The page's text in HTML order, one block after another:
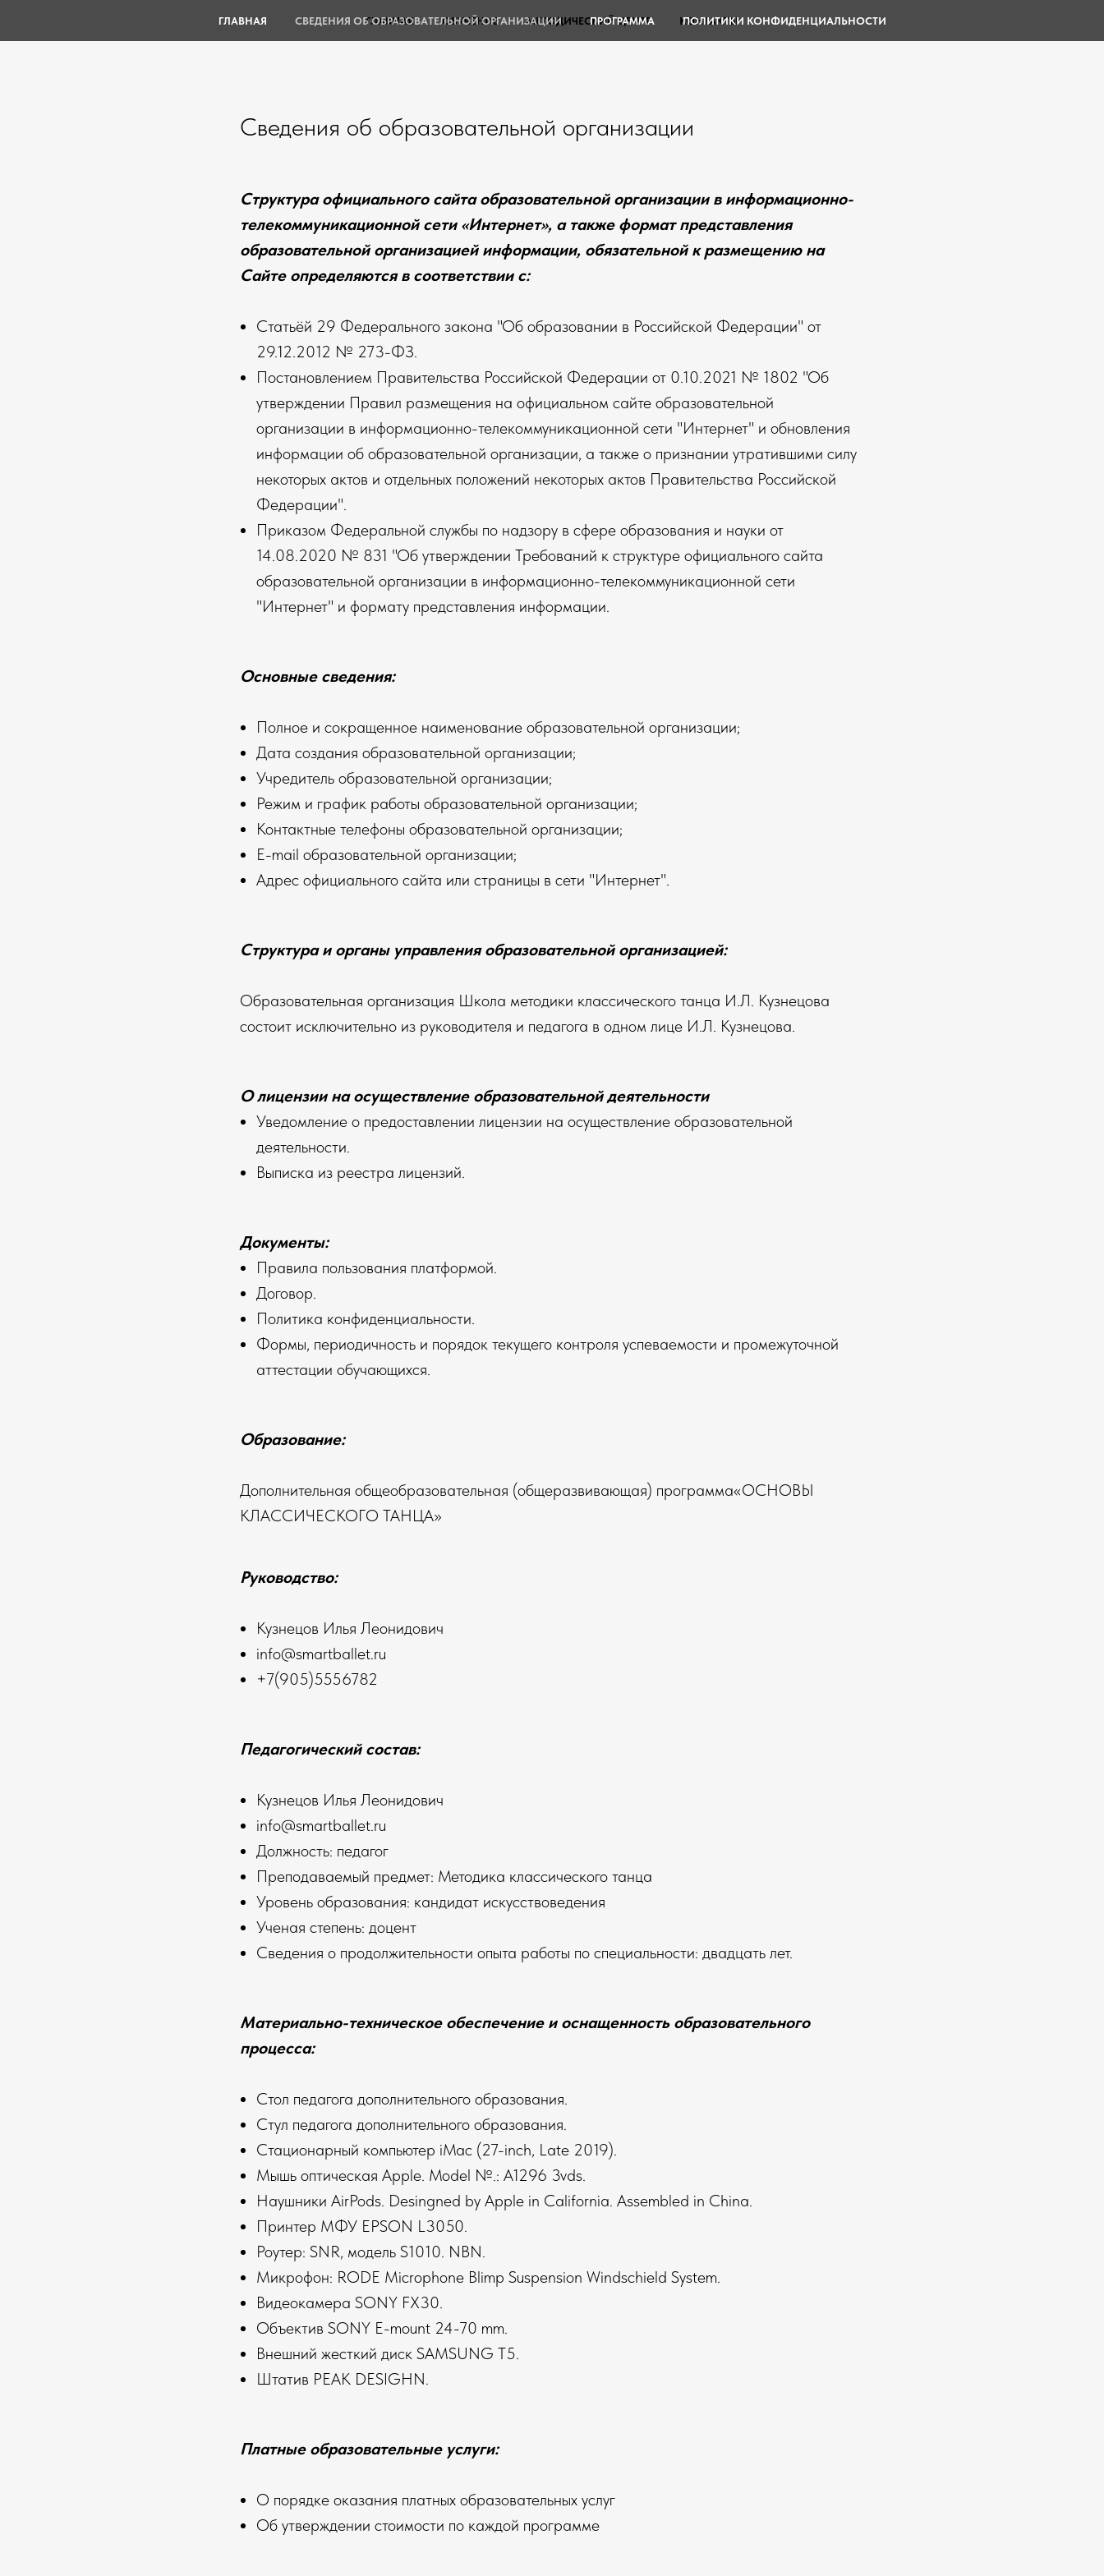
ГЛАВНАЯ ОБУЧЕНИЕ МЕТОДИЧЕСКИЙ ЦЕНТР КОНТАКТЫ
ГЛАВНАЯ СВЕДЕНИЯ ОБ ОБРАЗОВАТЕЛЬНОЙ ОРГАНИЗАЦИИ ПРОГРАММА ПОЛИТИКИ КОНФИДЕНЦИАЛЬНОСТИ
Сведения об образовательной организации
Структура официального сайта образовательной организации в информационно-
телекоммуникационной сети «Интернет», а также формат представления
образовательной организацией информации, обязательной к размещению на
Сайте определяются в соответствии с:
Статьёй 29 Федерального закона "Об образовании в Российской Федерации" от
29.12.2012 № 273-ФЗ.
Постановлением Правительства Российской Федерации от 0.10.2021 № 1802 "Об
утверждении Правил размещения на официальном сайте образовательной
организации в информационно-телекоммуникационной сети "Интернет" и обновления
информации об образовательной организации, а также о признании утратившими силу
некоторых актов и отдельных положений некоторых актов Правительства Российской
Федерации".
Приказом Федеральной службы по надзору в сфере образования и науки от
14.08.2020 № 831 "Об утверждении Требований к структуре официального сайта
образовательной организации в информационно-телекоммуникационной сети
"Интернет" и формату представления информации.
Основные сведения:
Полное и сокращенное наименование образовательной организации;
Дата создания образовательной организации;
Учредитель образовательной организации;
Режим и график работы образовательной организации;
Контактные телефоны образовательной организации;
E-mail образовательной организации;
Адрес официального сайта или страницы в сети "Интернет".
Структура и органы управления образовательной организацией:
Образовательная организация Школа методики классического танца И.Л. Кузнецова
состоит исключительно из руководителя и педагога в одном лице И.Л. Кузнецова.
О лицензии на осуществление образовательной деятельности
Уведомление о предоставлении лицензии на осуществление образовательной
деятельности.
Выписка из реестра лицензий.
Документы:
Правила пользования платформой.
Договор.
Политика конфиденциальности.
Формы, периодичность и порядок текущего контроля успеваемости и промежуточной
аттестации обучающихся.
Образование:
Дополнительная общеобразовательная (общеразвивающая) программа«ОСНОВЫ
КЛАССИЧЕСКОГО ТАНЦА»
Руководство:
Кузнецов Илья Леонидович
info@smartballet.ru
+7(905)5556782
Педагогический состав:
Кузнецов Илья Леонидович
info@smartballet.ru
Должность: педагог
Преподаваемый предмет: Методика классического танца
Уровень образования: кандидат искусствоведения
Ученая степень: доцент
Сведения о продолжительности опыта работы по специальности: двадцать лет.
Материально-техническое обеспечение и оснащенность образовательного
процесса:
Стол педагога дополнительного образования.
Стул педагога дополнительного образования.
Стационарный компьютер iMac (27-inch, Late 2019).
Мышь оптическая Apple. Model №.: A1296 3vds.
Наушники AirPods. Desingned by Apple in California. Assembled in China.
Принтер МФУ EPSON L3050.
Роутер: SNR, модель S1010. NBN.
Микрофон: RODE Microphone Blimp Suspension Windschield System.
Видеокамера SONY FX30.
Объектив SONY E-mount 24-70 mm.
Внешний жесткий диск SAMSUNG T5.
Штатив PEAK DESIGHN.
Платные образовательные услуги:
О порядке оказания платных образовательных услуг
Об утверждении стоимости по каждой программе